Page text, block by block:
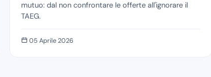
mutuo: dal non confrontare le offerte all'ignorare il
TAEG.
05 Aprile 2026